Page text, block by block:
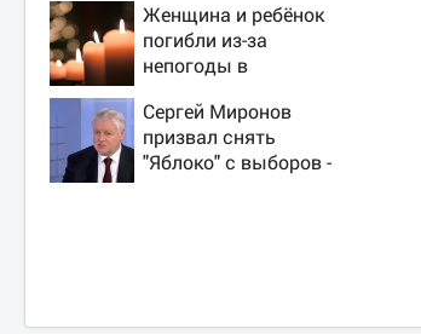
потребовали
ужесточить -
Новости на Вести.ru
Женщина и ребёнок
погибли из-за
непогоды в
Сергей Миронов
призвал снять
"Яблоко" с выборов -